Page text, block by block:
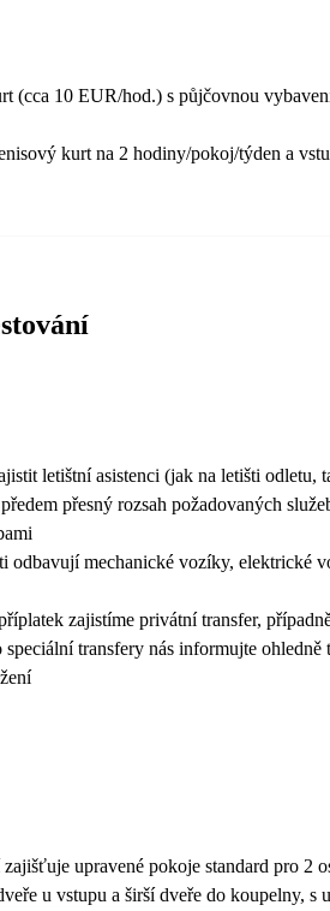
(cca 10 EUR/hod.) s půjčovnou
kurt na 2 hodiny/pokoj/týden a
letištní asistenci (jak na letišti odletu,
přesný rozsah požadovaných
odbavují mechanické vozíky, elektrické
zajistíme privátní transfer,
speciální transfery nás informujte
upravené pokoje standard pro 2
u vstupu a širší dveře do koupelny, s